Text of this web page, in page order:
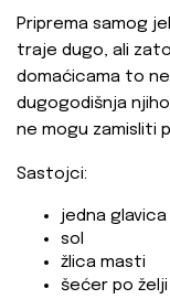
Priprema samog
traje dugo, ali
domaćicama to
dugogodišnja
ne mogu zamisliti
Sastojci:
jedna glavica
sol
žlica masti
šećer po želji